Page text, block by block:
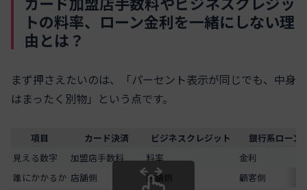
トの料率、ローン金利を一緒にしない理
由とは？
まず押さえたいのは、「パーセント表示が同じでも、中身
はまったく別物」という点です。
項目 カード決済 ビジネスクレジット
銀行系ローン
見える数字
加盟店手数料 料率
金利
誰にかかるか 店舗側 店舗側
顧客側